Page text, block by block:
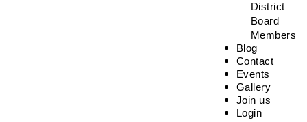
District
Board
Members
Blog
Contact
Events
Gallery
Join us
Login